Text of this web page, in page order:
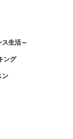
生活～
ング
ン